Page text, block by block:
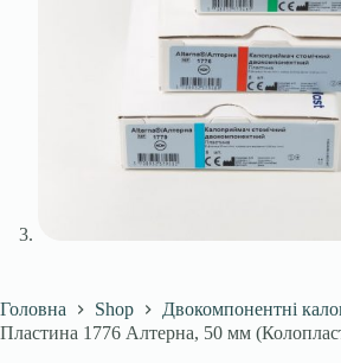
Головна Shop
Двокомпонентні
Пластина 1776 Алтерна, 50 мм